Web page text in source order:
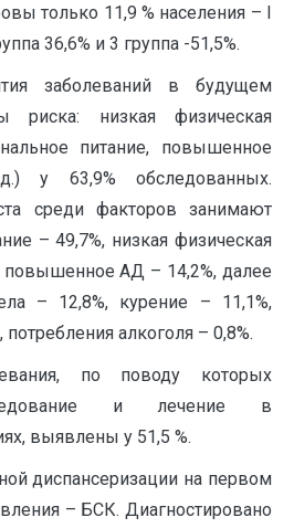
только 11,9 % населения – I
36,6% и 3 группа -51,5%.
заболеваний в будущем
риска: низкая физическая
питание, повышенное
у 63,9% обследованных.
среди факторов занимают
– 49,7%, низкая физическая
повышенное АД – 14,2%, далее
– 12,8%, курение – 11,1%,
алкоголя – 0,8%.
по поводу которых
и лечение в
выявлены у 51,5 %.
диспансеризации на первом
– БСК. Диагностировано